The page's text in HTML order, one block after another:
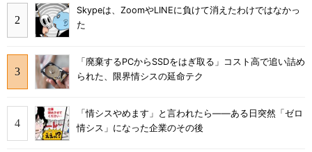
Skypeは、ZoomやLINEに負けて消えたわけではなかっ
た
「廃棄するPCからSSDをはぎ取る」コスト高で追い詰め
られた、限界情シスの延命テク
「情シスやめます」と言われたら――ある日突然「ゼロ
情シス」になった企業のその後